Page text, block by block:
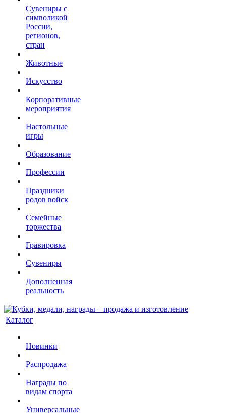
Сувениры с
символикой
России,
регионов,
стран
Животные
Искусство
Корпоративные
мероприятия
Настольные
игры
Образование
Профессии
Праздники
родов войск
Семейные
торжества
Гравировка
Сувениры
Дополненная
реальность
Каталог
Новинки
Распродажа
Награды по
видам спорта
Универсальные